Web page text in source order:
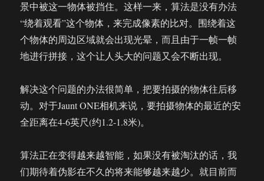
景中被这一物体被挡住。这样一来，算法是没有办法
“绕着观看”这个物体，来完成像素的比对。围绕着这
个物体的周边区域就会出现光晕，而且由于一帧一帧
地进行拼接，这个让人头大的问题又会不断出现。
解决这个问题的办法很简单，把要拍摄的物体往后移
动。对于Jaunt ONE相机来说，要拍摄物体的最近的安
全距离在4-6英尺(约1.2-1.8米)。
算法正在变得越来越智能，如果没有被淘汰的话，我
们期待着伪影在不久的将来能够越来越少。就目前而